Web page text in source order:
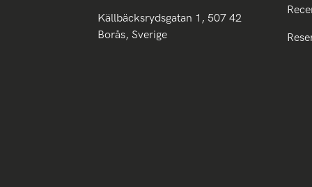
Källbäcksrydsgatan 1, 507 42
Borås, Sverige